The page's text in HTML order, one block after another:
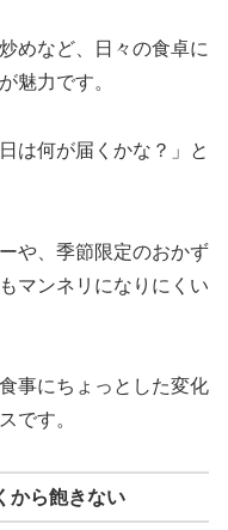
めなど、日々の食卓に
魅力です。
は何が届くかな？」と
や、季節限定のおかず
マンネリになりにくい
事にちょっとした変化
です。
から飽きない